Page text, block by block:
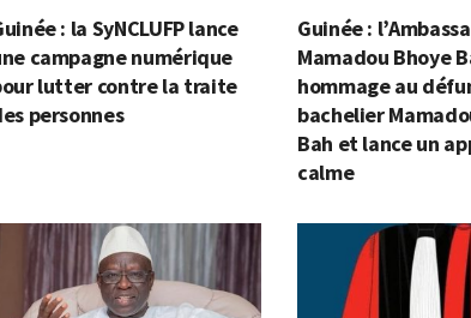
: la SyNCLUFP lance
campagne numérique
lutter contre la traite
personnes
Guinée :
Mamadou Bhoye
hommage au
bachelier
Bah et lance un
calme